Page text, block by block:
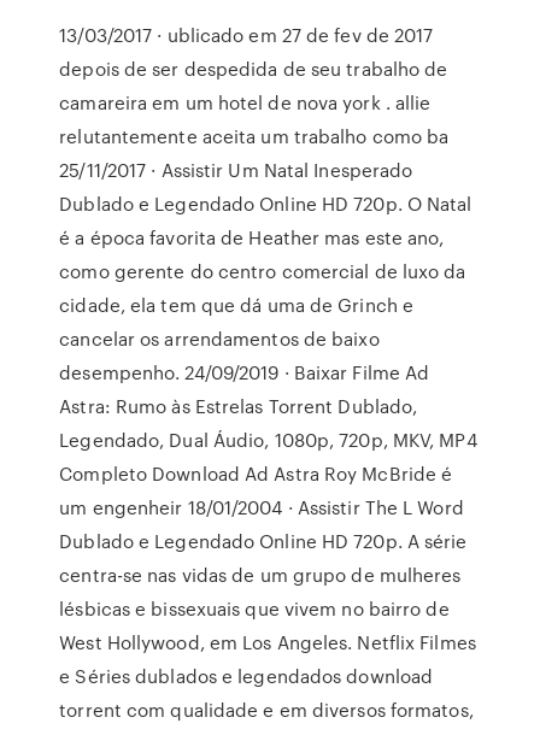
13/03/2017 · ublicado em 27 de fev de 2017
depois de ser despedida de seu trabalho de
camareira em um hotel de nova york . allie
relutantemente aceita um trabalho como ba
25/11/2017 · Assistir Um Natal Inesperado
Dublado e Legendado Online HD 720p. O Natal
é a época favorita de Heather mas este ano,
como gerente do centro comercial de luxo da
cidade, ela tem que dá uma de Grinch e
cancelar os arrendamentos de baixo
desempenho. 24/09/2019 · Baixar Filme Ad
Astra: Rumo às Estrelas Torrent Dublado,
Legendado, Dual Áudio, 1080p, 720p, MKV, MP4
Completo Download Ad Astra Roy McBride é
um engenheir 18/01/2004 · Assistir The L Word
Dublado e Legendado Online HD 720p. A série
centra-se nas vidas de um grupo de mulheres
lésbicas e bissexuais que vivem no bairro de
West Hollywood, em Los Angeles. Netflix Filmes
e Séries dublados e legendados download
torrent com qualidade e em diversos formatos,